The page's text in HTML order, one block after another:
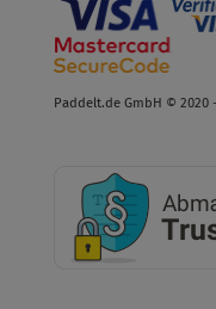
Paddelt.de GmbH © 2020